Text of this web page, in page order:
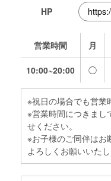
HP
営業時間 月
10:00~20:00 ◯
※祝日の場合でも営業
※営業時間につきまし
せください。
※お子様のご同伴はお
よろしくお願いいたし